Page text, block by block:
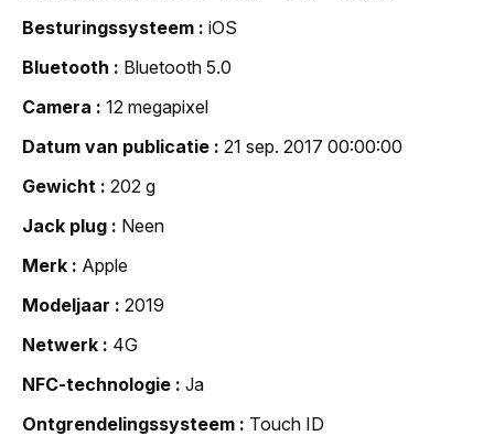
Besturingssysteem
iOS
Bluetooth
Bluetooth 5.0
Camera
12 megapixel
Datum van publicatie
21 sep. 2017 00:00:00
Gewicht
202 g
Jack plug
Neen
Merk
Apple
Modeljaar
2019
Netwerk
4G
NFC-technologie
Ja
Ontgrendelingssysteem
Touch ID